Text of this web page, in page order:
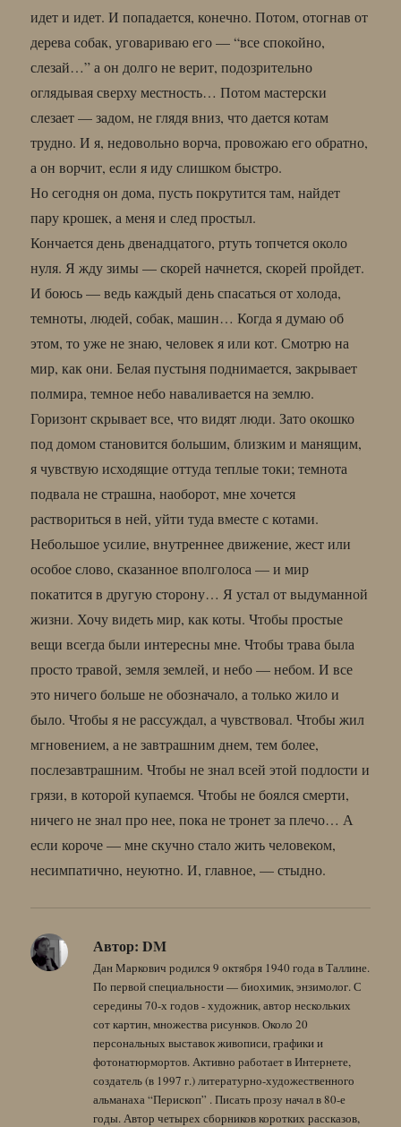
идет и идет. И попадается, конечно. Потом, отогнав от
дерева собак, уговариваю его — “все спокойно,
слезай…” а он долго не верит, подозрительно
оглядывая сверху местность… Потом мастерски
слезает — задом, не глядя вниз, что дается котам
трудно. И я, недовольно ворча, провожаю его обратно,
а он ворчит, если я иду слишком быстро.
Но сегодня он дома, пусть покрутится там, найдет
пару крошек, а меня и след простыл.
Кончается день двенадцатого, ртуть топчется около
нуля. Я жду зимы — скорей начнется, скорей пройдет.
И боюсь — ведь каждый день спасаться от холода,
темноты, людей, собак, машин… Когда я думаю об
этом, то уже не знаю, человек я или кот. Смотрю на
мир, как они. Белая пустыня поднимается, закрывает
полмира, темное небо наваливается на землю.
Горизонт скрывает все, что видят люди. Зато окошко
под домом становится большим, близким и манящим,
я чувствую исходящие оттуда теплые токи; темнота
подвала не страшна, наоборот, мне хочется
раствориться в ней, уйти туда вместе с котами.
Небольшое усилие, внутреннее движение, жест или
особое слово, сказанное вполголоса — и мир
покатится в другую сторону… Я устал от выдуманной
жизни. Хочу видеть мир, как коты. Чтобы простые
вещи всегда были интересны мне. Чтобы трава была
просто травой, земля землей, и небо — небом. И все
это ничего больше не обозначало, а только жило и
было. Чтобы я не рассуждал, а чувствовал. Чтобы жил
мгновением, а не завтрашним днем, тем более,
послезавтрашним. Чтобы не знал всей этой подлости и
грязи, в которой купаемся. Чтобы не боялся смерти,
ничего не знал про нее, пока не тронет за плечо… А
если короче — мне скучно стало жить человеком,
несимпатично, неуютно. И, главное, — стыдно.
Автор: DM
Дан Маркович родился 9 октября 1940 года в Таллине.
По первой специальности — биохимик, энзимолог. С
середины 70-х годов - художник, автор нескольких
сот картин, множества рисунков. Около 20
персональных выставок живописи, графики и
фотонатюрмортов. Активно работает в Интернете,
создатель (в 1997 г.) литературно-художественного
альманаха “Перископ” . Писать прозу начал в 80-е
годы. Автор четырех сборников коротких рассказов,